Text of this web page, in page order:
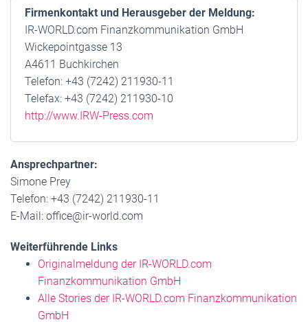
Firmenkontakt und Herausgeber der Meldung:
IR-WORLD.com Finanzkommunikation GmbH
Wickepointgasse 13
A4611 Buchkirchen
Telefon: +43 (7242) 211930-11
Telefax: +43 (7242) 211930-10
http://www.IRW-Press.com
Ansprechpartner:
Simone Prey
Telefon: +43 (7242) 211930-11
E-Mail: office@ir-world.com
Weiterführende Links
Originalmeldung der IR-WORLD.com
Finanzkommunikation GmbH
Alle Stories der IR-WORLD.com Finanzkommunikation
GmbH